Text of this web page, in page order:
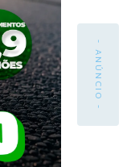
- ANÚNCIO -